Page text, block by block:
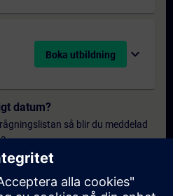
Boka utbildning expand_more
datum?
så blir du meddelad